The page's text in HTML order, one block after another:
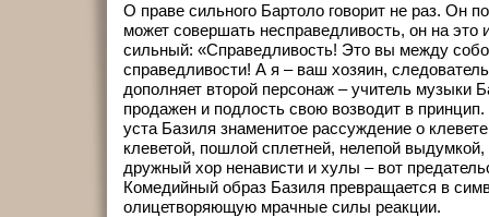
О праве сильного Бартоло говорит не раз. Он
может совершать несправедливость, он на это
сильный: «Справедливость! Это вы между
справедливости! А я – ваш хозяин,
дополняет второй персонаж – учитель музыки
продажен и подлость свою возводит в
уста Базиля знаменитое рассуждение о
клеветой, пошлой сплетней, нелепой выдумкой,
дружный хор ненависти и хулы – вот
Комедийный образ Базиля превращается в
олицетворяющую мрачные силы реакции.